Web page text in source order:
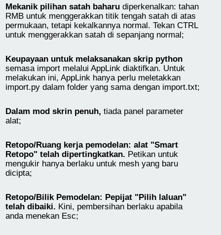
Mekanik pilihan satah baharu diperkenalkan: tahan
RMB untuk menggerakkan titik tengah satah di atas
permukaan, tetapi kekalkannya normal. Tekan CTRL
untuk menggerakkan satah di sepanjang normal;
Keupayaan untuk melaksanakan skrip python
semasa import melalui AppLink diaktifkan. Untuk
melakukan ini, AppLink hanya perlu meletakkan
import.py dalam folder yang sama dengan import.txt;
Dalam mod skrin penuh, tiada panel parameter
alat;
Retopo/Ruang kerja pemodelan: alat "Smart
Retopo" telah dipertingkatkan. Petikan untuk
mengukir hanya berlaku untuk mesh yang baru
dicipta;
Retopo/Bilik Pemodelan: Pepijat "Pilih laluan"
telah dibaiki. Kini, pembersihan berlaku apabila
anda menekan Esc;